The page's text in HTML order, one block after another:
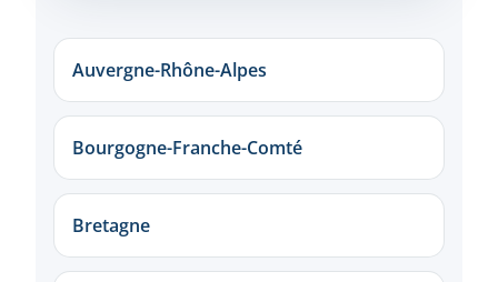
Auvergne-Rhône-Alpes
Bourgogne-Franche-Comté
Bretagne